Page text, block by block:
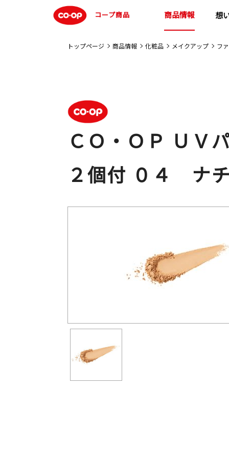
コープ商品 商品情報 想
トップページ 商品情報 化粧品 メイクアップ フ
ＣＯ・ＯＰ Ｕ
２個付 ０４ ナ